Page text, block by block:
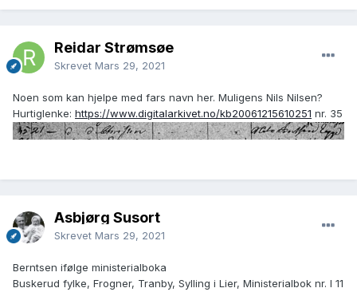
Reidar Strømsøe
Skrevet Mars 29, 2021
Noen som kan hjelpe med fars navn her. Muligens Nils Nilsen?
Hurtiglenke: https://www.digitalarkivet.no/kb20061215610251 nr. 35
Åsbjørg Susort
Skrevet Mars 29, 2021
Berntsen ifølge ministerialboka
Buskerud fylke, Frogner, Tranby, Sylling i Lier, Ministerialbok nr. I 11